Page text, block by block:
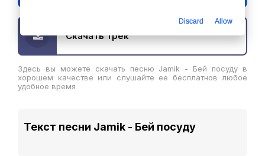
Скачать трек
Здесь вы можете скачать песню Jamik - Бей посуду в
хорошем качестве или слушайте ее бесплатнов любое
удобное время
Текст песни Jamik - Бей посуду
Discard Allow